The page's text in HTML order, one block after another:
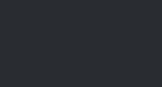
KLEINFELD REGIONALLIGA